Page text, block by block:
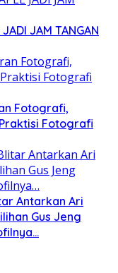
JADI JAM TANGAN
Fotografi,
Fotografi
Antarkan Ari
Gus Jeng